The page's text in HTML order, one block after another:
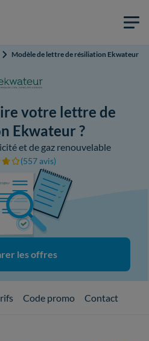
Modèle de lettre de résiliation Ekwateur
votre lettre de
Ekwateur ?
et de gaz renouvelable
(557 avis)
les offres
Code promo Contact